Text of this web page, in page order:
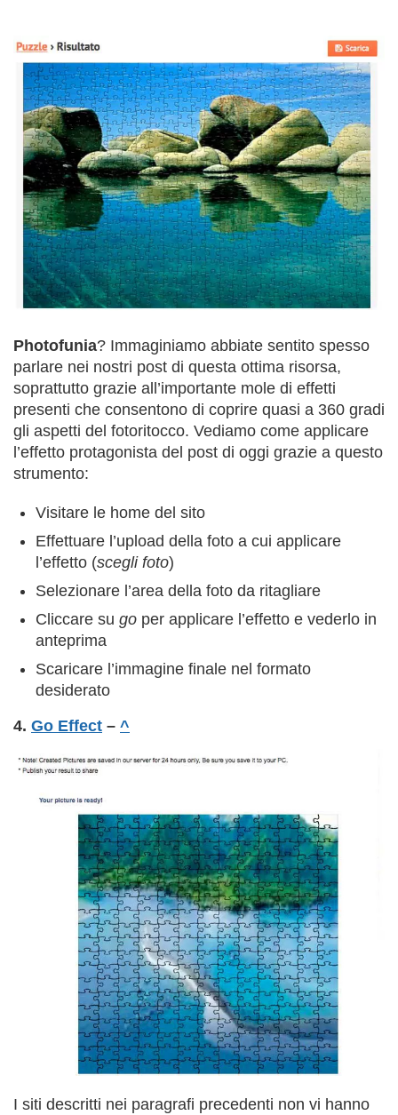
Photofunia? Immaginiamo abbiate sentito spesso
parlare nei nostri post di questa ottima risorsa,
soprattutto grazie all’importante mole di effetti
presenti che consentono di coprire quasi a 360 gradi
gli aspetti del fotoritocco. Vediamo come applicare
l’effetto protagonista del post di oggi grazie a questo
strumento:
Visitare le home del sito
Effettuare l’upload della foto a cui applicare
l’effetto (scegli foto)
Selezionare l’area della foto da ritagliare
Cliccare su go per applicare l’effetto e vederlo in
anteprima
Scaricare l’immagine finale nel formato
desiderato
4. Go Effect – ^
I siti descritti nei paragrafi precedenti non vi hanno